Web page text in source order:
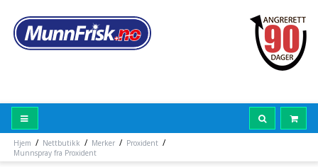
Hjem / Nettbutikk / Merker / Proxident /
Munnspray fra Proxident